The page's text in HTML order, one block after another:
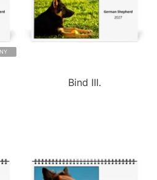
NY
Bind III.